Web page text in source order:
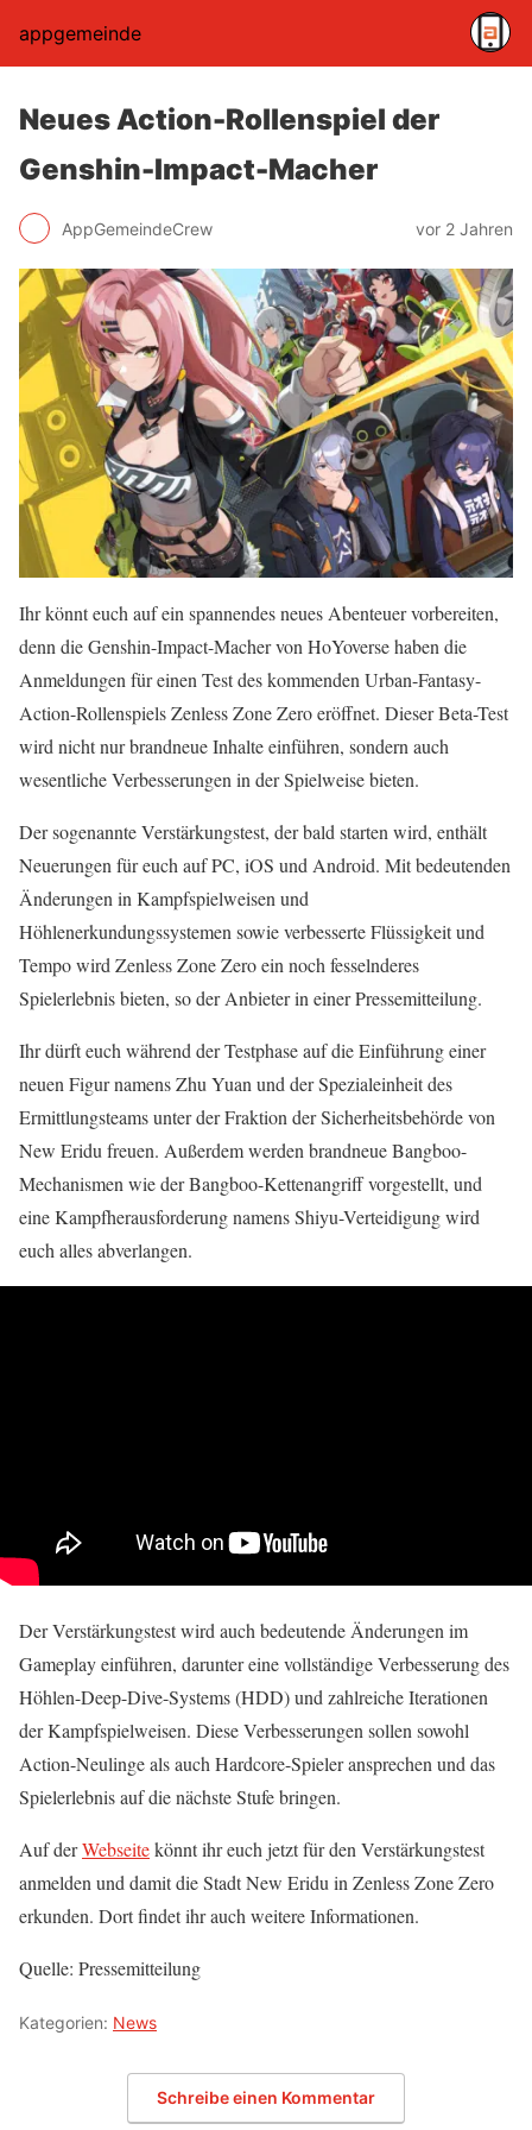
appgemeinde
Neues Action-Rollenspiel der
Genshin-Impact-Macher
AppGemeindeCrew vor 2 Jahren
Ihr könnt euch auf ein spannendes neues Abenteuer vorbereiten,
denn die Genshin-Impact-Macher von HoYoverse haben die
Anmeldungen für einen Test des kommenden Urban-Fantasy-
Action-Rollenspiels Zenless Zone Zero eröffnet. Dieser Beta-Test
wird nicht nur brandneue Inhalte einführen, sondern auch
wesentliche Verbesserungen in der Spielweise bieten.
Der sogenannte Verstärkungstest, der bald starten wird, enthält
Neuerungen für euch auf PC, iOS und Android. Mit bedeutenden
Änderungen in Kampfspielweisen und
Höhlenerkundungssystemen sowie verbesserte Flüssigkeit und
Tempo wird Zenless Zone Zero ein noch fesselnderes
Spielerlebnis bieten, so der Anbieter in einer Pressemitteilung.
Ihr dürft euch während der Testphase auf die Einführung einer
neuen Figur namens Zhu Yuan und der Spezialeinheit des
Ermittlungsteams unter der Fraktion der Sicherheitsbehörde von
New Eridu freuen. Außerdem werden brandneue Bangboo-
Mechanismen wie der Bangboo-Kettenangriff vorgestellt, und
eine Kampfherausforderung namens Shiyu-Verteidigung wird
euch alles abverlangen.
Der Verstärkungstest wird auch bedeutende Änderungen im
Gameplay einführen, darunter eine vollständige Verbesserung des
Höhlen-Deep-Dive-Systems (HDD) und zahlreiche Iterationen
der Kampfspielweisen. Diese Verbesserungen sollen sowohl
Action-Neulinge als auch Hardcore-Spieler ansprechen und das
Spielerlebnis auf die nächste Stufe bringen.
Auf derWebseitekönnt ihr euch jetzt für den Verstärkungstest
anmelden und damit die Stadt New Eridu in Zenless Zone Zero
erkunden. Dort findet ihr auch weitere Informationen.
Quelle: Pressemitteilung
Kategorien: News
Schreibe einen Kommentar